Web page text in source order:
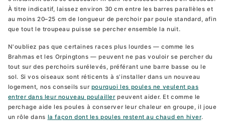
À titre indicatif, laissez environ 30 cm entre les barres parallèles et
au moins 20–25 cm de longueur de perchoir par poule standard, afin
que tout le troupeau puisse se percher ensemble la nuit.
N'oubliez pas que certaines races plus lourdes — comme les
Brahmas et les Orpingtons — peuvent ne pas vouloir se percher du
tout sur des perchoirs surélevés, préférant une barre basse ou le
sol. Si vos oiseaux sont réticents à s'installer dans un nouveau
logement, nos conseils sur pourquoi les poules ne veulent pas
entrer dans leur nouveau poulaillerpeuvent aider. Et comme le
perchage aide les poules à conserver leur chaleur en groupe, il joue
un rôle dans la façon dont les poules restent au chaud en hiver.